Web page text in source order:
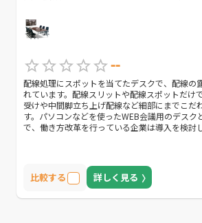
--
配線処理にスポットを当てたデスクで、配線の
れています。配線スリットや配線スポットだけ
受けや中間脚立ち上げ配線など細部にまでこだ
す。パソコンなどを使ったWEB会議用のデスク
で、働き方改革を行っている企業は導入を検討
比較する 詳しく見る